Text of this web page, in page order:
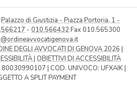
Palazzo di Giustizia - Piazza Portoria, 1 -
- 010.566432Fax 010.565300
DEGLI AVVOCATI DI GENOVA 2026 |
| OBIETTIVI DI ACCESSIBILITÀ
| COD. UNIVOCO: UFXAIK |
A SPLIT PAYMENT